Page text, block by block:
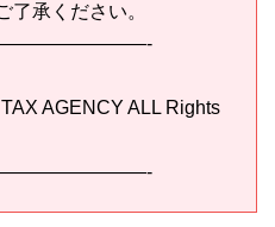
了承ください。
AGENCY ALL Rights